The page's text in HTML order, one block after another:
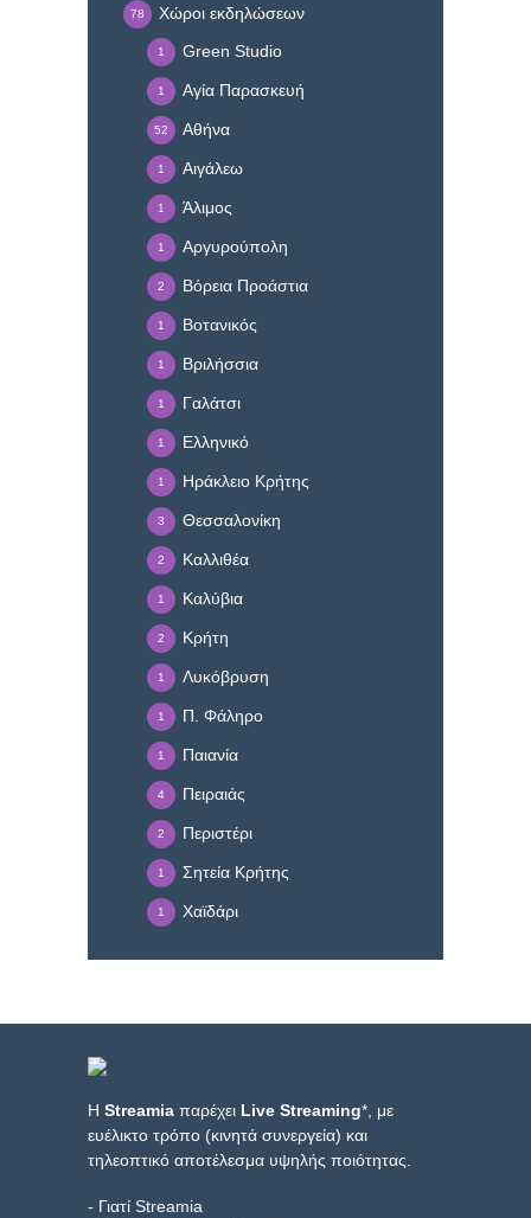
Χώροι εκδηλώσεων
78
Green Studio
1
Αγία Παρασκευή
1
Αθήνα
52
Αιγάλεω
1
Άλιμος
1
Αργυρούπολη
1
Βόρεια Προάστια
2
Βοτανικός
1
Βριλήσσια
1
Γαλάτσι
1
Ελληνικό
1
Ηράκλειο Κρήτης
1
Θεσσαλονίκη
3
Καλλιθέα
2
Καλύβια
1
Κρήτη
2
Λυκόβρυση
1
Π. Φάληρο
1
Παιανία
1
Πειραιάς
4
Περιστέρι
2
Σητεία Κρήτης
1
Χαϊδάρι
1
Η Streamia παρέχει Live Streaming*, με
ευέλικτο τρόπο (κινητά συνεργεία) και
τηλεοπτικό αποτέλεσμα υψηλής ποιότητας.
- Γιατί Streamia